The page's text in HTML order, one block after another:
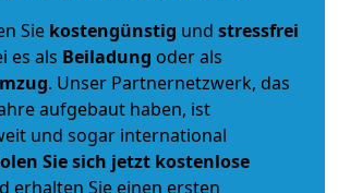
Sie kostengünstig und stressfrei
es als Beiladung oder als
. Unser Partnernetzwerk, das
aufgebaut haben, ist
und sogar international
Sie sich jetzt kostenlose
erhalten Sie einen ersten